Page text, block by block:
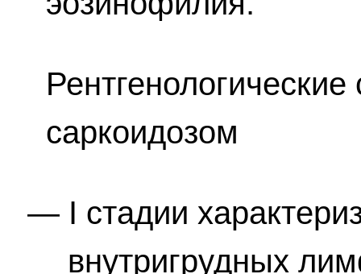
саркоидозом
I стадии
внутригрудных